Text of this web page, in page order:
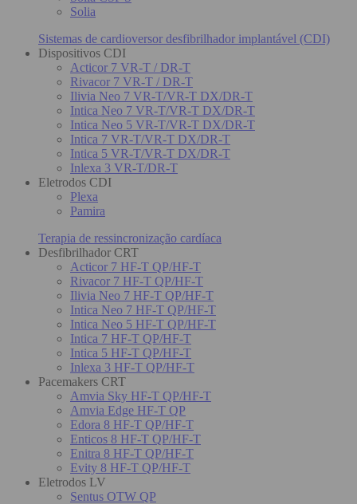
Solia
Sistemas de cardioversor desfibrilhador implantável (CDI)
Dispositivos CDI
Acticor 7 VR-T / DR-T
Rivacor 7 VR-T / DR-T
Ilivia Neo 7 VR-T/VR-T DX/DR-T
Intica Neo 7 VR-T/VR-T DX/DR-T
Intica Neo 5 VR-T/VR-T DX/DR-T
Intica 7 VR-T/VR-T DX/DR-T
Intica 5 VR-T/VR-T DX/DR-T
Inlexa 3 VR-T/DR-T
Eletrodos CDI
Plexa
Pamira
Terapia de ressincronização cardíaca
Desfibrilhador CRT
Acticor 7 HF-T QP/HF-T
Rivacor 7 HF-T QP/HF-T
Ilivia Neo 7 HF-T QP/HF-T
Intica Neo 7 HF-T QP/HF-T
Intica Neo 5 HF-T QP/HF-T
Intica 7 HF-T QP/HF-T
Intica 5 HF-T QP/HF-T
Inlexa 3 HF-T QP/HF-T
Pacemakers CRT
Amvia Sky HF-T QP/HF-T
Amvia Edge HF-T QP
Edora 8 HF-T QP/HF-T
Enticos 8 HF-T QP/HF-T
Enitra 8 HF-T QP/HF-T
Evity 8 HF-T QP/HF-T
Eletrodos LV
Sentus OTW QP